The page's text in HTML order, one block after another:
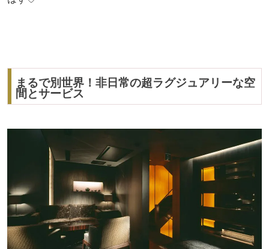
まるで別世界！非日常の超ラグジュアリーな空
間とサービス